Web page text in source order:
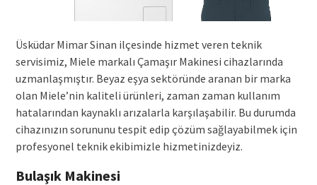
Üsküdar Mimar Sinan ilçesinde hizmet veren teknik
servisimiz, Miele markalı Çamaşır Makinesi cihazlarında
uzmanlaşmıştır. Beyaz eşya sektöründe aranan bir marka
olan Miele’nin kaliteli ürünleri, zaman zaman kullanım
hatalarından kaynaklı arızalarla karşılaşabilir. Bu durumda
cihazınızın sorununu tespit edip çözüm sağlayabilmek için
profesyonel teknik ekibimizle hizmetinizdeyiz.
Bulaşık Makinesi